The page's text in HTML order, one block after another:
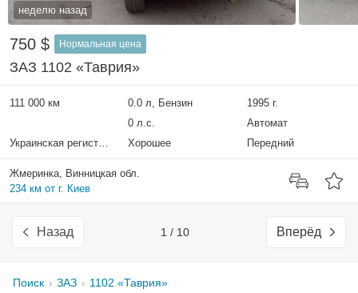
неделю назад
750 $ Нормальная цена
ЗАЗ 1102 «Таврия»
111 000 км 0.0 л, Бензин
1995 г.
0 л.с.
Автомат
Украинская регистрация
Хорошее Передний
Жмеринка, Винницкая обл.
234 км от г. Киев
Назад 1 / 10 Вперёд
Поиск ЗАЗ 1102 «Таврия»